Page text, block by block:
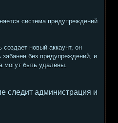
система предупреждений
создает новый аккаунт, он
без предупреждений, и
могут быть удалены.
следит администрация и